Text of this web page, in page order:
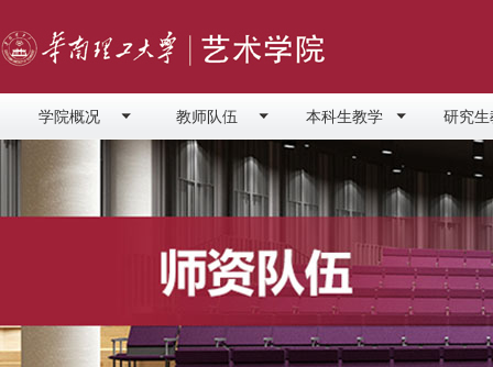
学院概况 教师队伍 本科生教学 研究生